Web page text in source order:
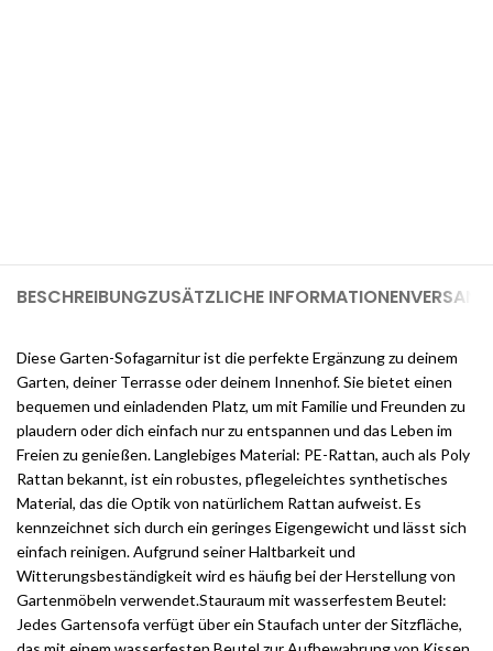
BESCHREIBUNGZUSÄTZLICHE INFORMATIONEN
Diese Garten-Sofagarnitur ist die perfekte Ergänzung zu deinem
Garten, deiner Terrasse oder deinem Innenhof. Sie bietet einen
bequemen und einladenden Platz, um mit Familie und Freunden zu
plaudern oder dich einfach nur zu entspannen und das Leben im
Freien zu genießen. Langlebiges Material: PE-Rattan, auch als Poly
Rattan bekannt, ist ein robustes, pflegeleichtes synthetisches
Material, das die Optik von natürlichem Rattan aufweist. Es
kennzeichnet sich durch ein geringes Eigengewicht und lässt sich
einfach reinigen. Aufgrund seiner Haltbarkeit und
Witterungsbeständigkeit wird es häufig bei der Herstellung von
Gartenmöbeln verwendet.Stauraum mit wasserfestem Beutel:
Jedes Gartensofa verfügt über ein Staufach unter der Sitzfläche,